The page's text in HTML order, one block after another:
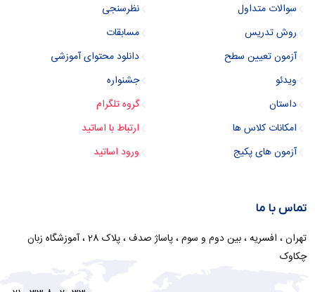
سوالات متداول
روش تدریس
آزمون تعیین سطح
ویدئو
داستان
امکانات کلاس ها
آزمون های پکیج
نظرسنجی
مسابقات
دانلود محتوای آموزشی
جشنواره
گروه تلگرام
ارتباط با اساتید
ورود اساتید
تماس با ما
تهران ، افسریه ، بین دوم و سوم ، پاساژ صدف ، پلاک 28 ، آموزشگاه زبان
چکاوک